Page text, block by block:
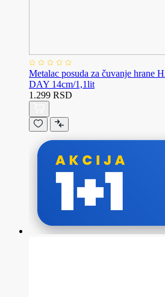
Metalac posuda za čuvanje
DAY 14cm/1,1lit
1.299 RSD